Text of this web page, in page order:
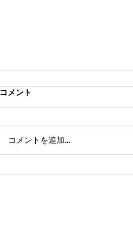
コメント
コメントを追加…